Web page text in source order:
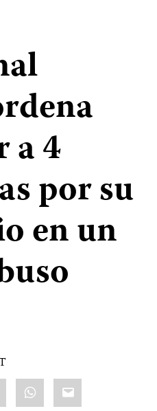
a 4
por su
en un
WhatsApp
Email